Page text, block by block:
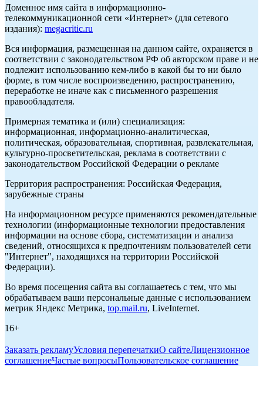
Доменное имя сайта в информационно-
телекоммуникационной сети «Интернет» (для сетевого
издания): megacritic.ru
Вся информация, размещенная на данном сайте, охраняется в
соответствии с законодательством РФ об авторском праве и не
подлежит использованию кем-либо в какой бы то ни было
форме, в том числе воспроизведению, распространению,
переработке не иначе как с письменного разрешения
правообладателя.
Примерная тематика и (или) специализация:
информационная, информационно-аналитическая,
политическая, образовательная, спортивная, развлекательная,
культурно-просветительская, реклама в соответствии с
законодательством Российской Федерации о рекламе
Территория распространения: Российская Федерация,
зарубежные страны
На информационном ресурсе применяются рекомендательные
технологии (информационные технологии предоставления
информации на основе сбора, систематизации и анализа
сведений, относящихся к предпочтениям пользователей сети
"Интернет", находящихся на территории Российской
Федерации).
Во время посещения сайта вы соглашаетесь с тем, что мы
обрабатываем ваши персональные данные с использованием
метрик Яндекс Метрика, top.mail.ru, LiveInternet.
16+
Заказать рекламуУсловия перепечаткиО сайтеЛицензионное
соглашениеЧастые вопросыПользовательское соглашение